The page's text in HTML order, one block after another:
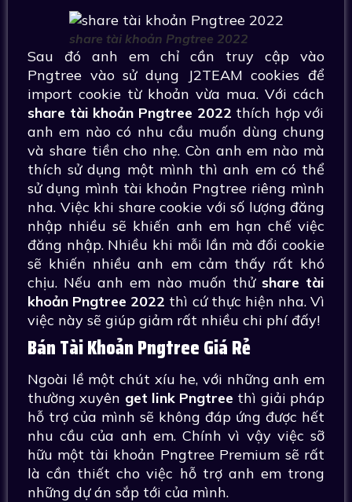
share tài khoản Pngtree 2022
Sau đó anh em chỉ cần truy cập vào
Pngtree vào sử dụng J2TEAM cookies để
import cookie từ khoản vừa mua. Với cách
share tài khoản Pngtree 2022 thích hợp với
anh em nào có nhu cầu muốn dùng chung
và share tiền cho nhẹ. Còn anh em nào mà
thích sử dụng một mình thì anh em có thể
sử dụng mình tài khoản Pngtree riêng mình
nha. Việc khi share cookie với số lượng đăng
nhập nhiều sẽ khiến anh em hạn chế việc
đăng nhập. Nhiều khi mỗi lần mà đổi cookie
sẽ khiến nhiều anh em cảm thấy rất khó
chịu. Nếu anh em nào muốn thử share tài
khoản Pngtree 2022 thì cứ thực hiện nha. Vì
việc này sẽ giúp giảm rất nhiều chi phí đấy!
Bán Tài Khoản Pngtree Giá Rẻ
Ngoài lề một chút xíu he, với những anh em
thường xuyên get link Pngtree thì giải pháp
hỗ trợ của mình sẽ không đáp ứng được hết
nhu cầu của anh em. Chính vì vậy việc sỡ
hữu một tài khoản Pngtree Premium sẽ rất
là cần thiết cho việc hỗ trợ anh em trong
những dự án sắp tới của mình.